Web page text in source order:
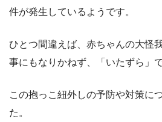
件が発生しているようです。
ひとつ間違えば、赤ちゃんの大怪
事にもなりかねず、「いたずら」
この抱っこ紐外しの予防や対策に
た。